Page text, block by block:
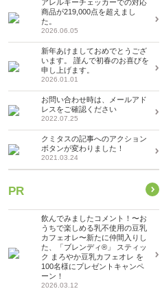
アレルギーチェッカーでの対応
商品が219,000点を超えまし
た。
2026.06.05
新年あけましておめでとうござ
います。 謹んで初春のお喜びを
申し上げます。
2026.01.01
お問い合わせ時は、メールアド
レスをご確認ください
2022.07.25
クミタスの記事へのアクション
ボタンが変わりました！
2021.03.24
PR
飲んでみましたコメント！〜お
うちで楽しめる乳不使用の豆乳
カフェオレ〜新たに仲間入りし
た、「ブレンディ®」 スティッ
ク まろやか豆乳カフェオレ を
100名様にプレゼントキャンペ
ーン！
2026.03.12